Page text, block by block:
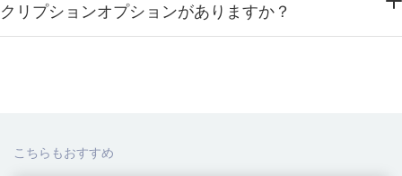
クリプションオプションがありますか？
こちらもおすすめ